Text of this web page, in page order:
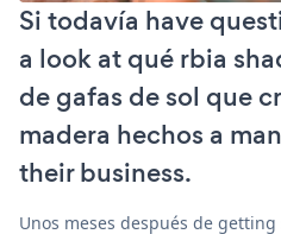
Si todavía have
a look at qué rbia
de gafas de sol que
madera hechos a
their business.
Unos meses después de